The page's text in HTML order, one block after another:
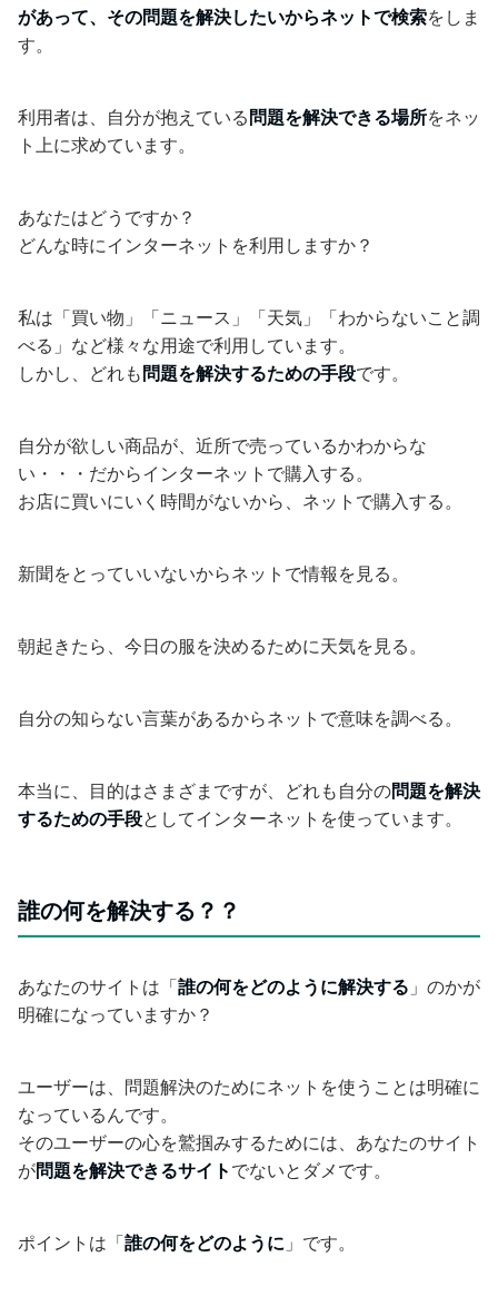
があって、その問題を解決したいからネットで検索をしま
す。
利用者は、自分が抱えている 問題を解決できる場所をネッ
ト上に求めています。
あなたはどうですか？
どんな時にインターネットを利用しますか？
私は「買い物」「ニュース」「天気」「わからないこと調
べる」など様々な用途で利用しています。
しかし、どれも 問題を解決するための手段です。
自分が欲しい商品が、近所で売っているかわからな
い・・・だからインターネットで購入する。
お店に買いにいく時間がないから、ネットで購入する。
新聞をとっていいないからネットで情報を見る。
朝起きたら、今日の服を決めるために天気を見る。
自分の知らない言葉があるからネットで意味を調べる。
本当に、目的はさまざまですが、どれも自分の問題を解決
するための手段としてインターネットを使っています。
誰の何を解決する？？
あなたのサイトは「 誰の何をどのように解決する 」のかが
明確になっていますか？
ユーザーは、問題解決のためにネットを使うことは明確に
なっているんです。
そのユーザーの心を鷲掴みするためには、あなたのサイト
が問題を解決できるサイト でないとダメです。
ポイントは「 誰の何をどのように 」です。